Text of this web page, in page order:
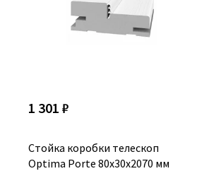
1 301 ₽
Стойка коробки телескоп
Optima Porte 80x30x2070 мм